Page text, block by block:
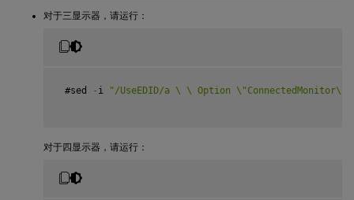
对于三显示器，请运行：
#sed - i "/UseEDID/a \ \ Option \"ConnectedMonitor\"
对于四显示器，请运行：